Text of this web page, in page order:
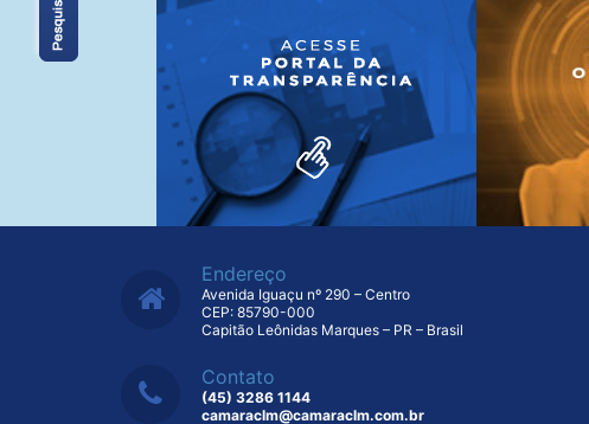
Endereço
Avenida Iguaçu nº 290 – Centro
CEP: 85790-000
Capitão Leônidas Marques – PR – Brasil
Contato
(45) 3286 1144
camaraclm@camaraclm.com.br